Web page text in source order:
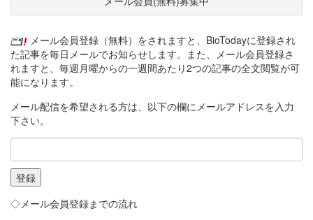
メール会員登録（無料）をされますと、BioTodayに登録され
た記事を毎日メールでお知らせします。また、メール会員登録さ
れますと、毎週月曜からの一週間あたり2つの記事の全文閲覧が可
能になります。
メール配信を希望される方は、以下の欄にメールアドレスを入力
下さい。
◇メール会員登録までの流れ